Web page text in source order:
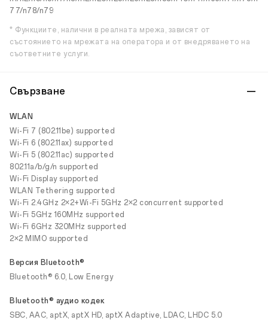
77/n78/n79
* Функциите, налични в реалната мрежа, зависят от
състоянието на мрежата на оператора и от внедряването на
съответните услуги.
Свързване
WLAN
Wi-Fi 7 (802.11be) supported
Wi-Fi 6 (802.11ax) supported
Wi-Fi 5 (802.11ac) supported
802.11a/b/g/n supported
Wi-Fi Display supported
WLAN Tethering supported
Wi-Fi 2.4GHz 2×2+Wi-Fi 5GHz 2×2 concurrent supported
Wi-Fi 5GHz 160MHz supported
Wi-Fi 6GHz 320MHz supported
2×2 MIMO supported
Версия Bluetooth®
Bluetooth® 6.0, Low Energy
Bluetooth® аудио кодек
SBC, AAC, aptX, aptX HD, aptX Adaptive, LDAC, LHDC 5.0